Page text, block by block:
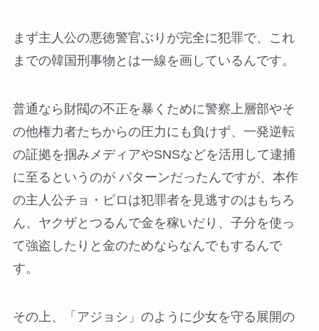
まず主人公の悪徳警官ぶりが完全に犯罪で、これ
までの韓国刑事物とは一線を画しているんです。
普通なら財閥の不正を暴くために警察上層部やそ
の他権力者たちからの圧力にも負けず、一発逆転
の証拠を掴みメディアやSNSなどを活用して逮捕
に至るというのが パターンだったんですが、本作
の主人公チョ・ピロは犯罪者を見逃すのはもちろ
ん、ヤクザとつるんで金を稼いだり、子分を使っ
て強盗したりと金のためならなんでもするんで
す。
その上、「アジョシ」のように少女を守る展開の